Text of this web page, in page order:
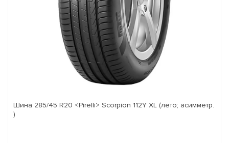
Шина 285/45 R20 <Pirelli> Scorpion 112Y XL (лето; асимметр.
)